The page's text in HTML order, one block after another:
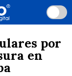
por
en